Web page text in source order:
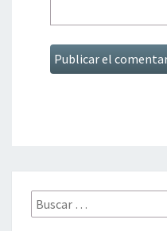
Buscar
por: